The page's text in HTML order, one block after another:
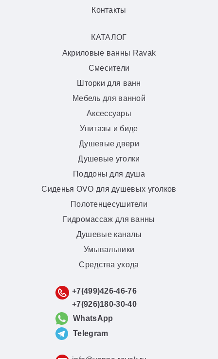
Контакты
КАТАЛОГ
Акриловые ванны Ravak
Смесители
Шторки для ванн
Мебель для ванной
Аксессуары
Унитазы и биде
Душевые двери
Душевые уголки
Поддоны для душа
Сиденья OVO для душевых уголков
Полотенцесушители
Гидромассаж для ванны
Душевые каналы
Умывальники
Средства ухода
+7(499)426-46-76
+7(926)180-30-40
WhatsApp
Telegram